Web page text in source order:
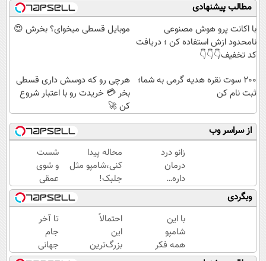
مطالب پیشنهادی
با اکانت پرو هوش مصنوعی
نامحدود ازش استفاده کن ؛ دریافت
کد تخفیف👇👇👇
موبایل قسطی میخوای؟ بخرش 😍
200 سوت نقره هدیه گرمی به شما؛
ثبت نام کن
هرچی رو که دوسش داری قسطی
بخر 💳 خریدت رو با اعتبار شروع
کن 🚀
از سراسر وب
زانو درد
درمان
داره…
چرا
هنوز
داری
بهش
ظلم
می‌کنی؟
محاله پیدا
کنی،شامپو مثل
جلبک!
ضدریزش+رویش
مجدد40%تخفیف
شست
و شوی
عمقی
کبد با
دمنوش
سم
زدای
گیاهی
وبگردی
با این
شامپو
همه فکر
میکنن
احتمالاً
این
بزرگ‌ترین
اشتباه
تا آخر
جام
جهانی
با پودر